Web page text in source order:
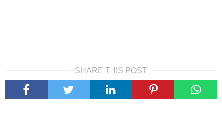
SHARE THIS POST